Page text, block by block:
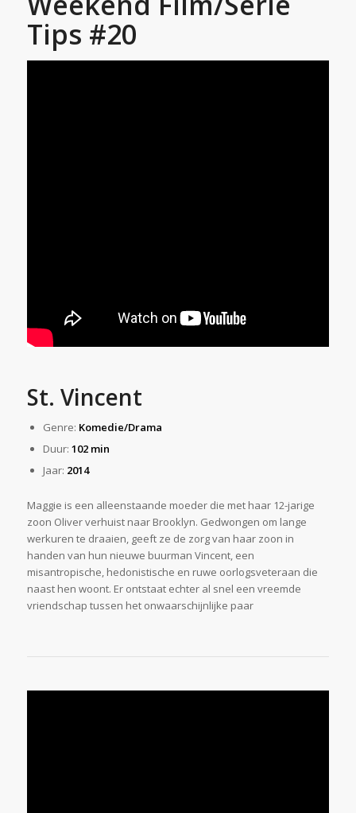
Tips #20
St. Vincent
Genre: Komedie/Drama
Duur: 102 min
Jaar: 2014
Maggie is een alleenstaande moeder die met haar 12-jarige
zoon Oliver verhuist naar Brooklyn. Gedwongen om lange
werkuren te draaien, geeft ze de zorg van haar zoon in
handen van hun nieuwe buurman Vincent, een
misantropische, hedonistische en ruwe oorlogsveteraan die
naast hen woont. Er ontstaat echter al snel een vreemde
vriendschap tussen het onwaarschijnlijke paar